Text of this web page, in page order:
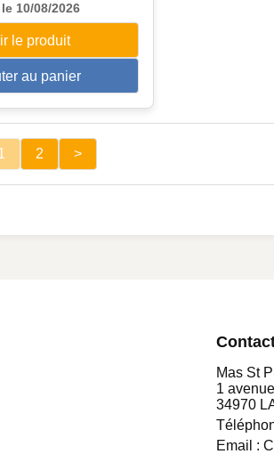
10/08/2026
le produit
au panier
2 >
Mas St
1
34970
Email :